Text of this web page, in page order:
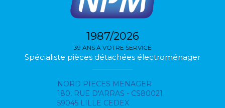
1987/2026
39 ANS À VOTRE SERVICE
Spécialiste pièces détachées électroménager
NORD PIECES MENAGER
180, RUE D'ARRAS - CS80021
59045 LILLE CEDEX